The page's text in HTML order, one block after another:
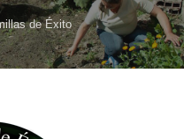
de Éxito